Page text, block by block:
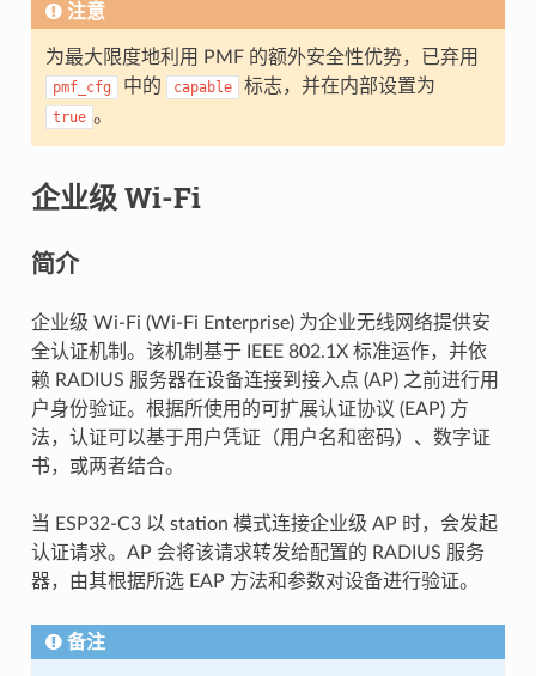
注意
为最大限度地利用 PMF 的额外安全性优势，已弃用
pmf_cfg 中的 capable 标志，并在内部设置为
true 。
企业级 Wi-Fi
简介
企业级 Wi-Fi (Wi-Fi Enterprise) 为企业无线网络提供安
全认证机制。该机制基于 IEEE 802.1X 标准运作，并依
赖 RADIUS 服务器在设备连接到接入点 (AP) 之前进行用
户身份验证。根据所使用的可扩展认证协议 (EAP) 方
法，认证可以基于用户凭证（用户名和密码）、数字证
书，或两者结合。
当 ESP32-C3 以 station 模式连接企业级 AP 时，会发起
认证请求。AP 会将该请求转发给配置的 RADIUS 服务
器，由其根据所选 EAP 方法和参数对设备进行验证。
备注